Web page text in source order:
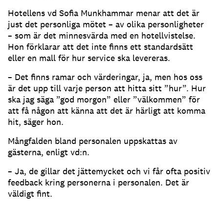
Hotellens vd Sofia Munkhammar menar att det är
just det personliga mötet – av olika personligheter
– som är det minnesvärda med en hotellvistelse.
Hon förklarar att det inte finns ett standardsätt
eller en mall för hur service ska levereras.
– Det finns ramar och värderingar, ja, men hos oss
är det upp till varje person att hitta sitt ”hur”. Hur
ska jag säga ”god morgon” eller ”välkommen” för
att få någon att känna att det är härligt att komma
hit, säger hon.
Mångfalden bland personalen uppskattas av
gästerna, enligt vd:n.
– Ja, de gillar det jättemycket och vi får ofta positiv
feedback kring personerna i personalen. Det är
väldigt fint.